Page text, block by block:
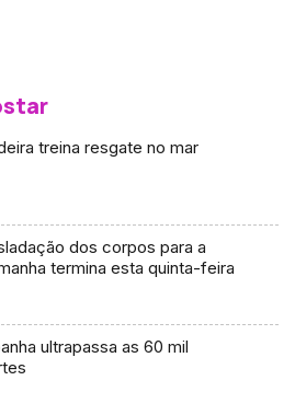
treina resgate no mar
dos corpos para a
termina esta quinta-feira
ultrapassa as 60 mil